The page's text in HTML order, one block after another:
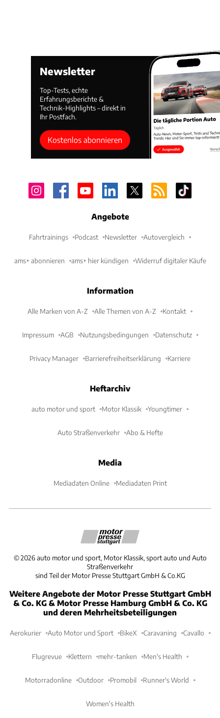
Newsletter
Top-Tests, echte
Erfahrungsberichte &
Technik-Highlights – direkt in
Ihr Postfach.
Kostenlos abonnieren
Angebote
Fahrtrainings Podcast Newsletter Autovergleich
ams+ abonnieren ams+ hier kündigen Widerruf digitaler Käufe
Information
Alle Marken von A-Z Alle Themen von A-Z Kontakt
Impressum AGB Nutzungsbedingungen Datenschutz
Privacy Manager Barrierefreiheitserklärung Karriere
Heftarchiv
auto motor und sport Motor Klassik Youngtimer
Auto Straßenverkehr Abo & Hefte
Media
Mediadaten Online Mediadaten Print
©2026 auto motor und sport, Motor Klassik, sport auto und Auto
Straßenverkehr
sind Teil der Motor Presse Stuttgart GmbH & Co.KG
Weitere Angebote der Motor Presse Stuttgart GmbH
& Co. KG & Motor Presse Hamburg GmbH & Co. KG
und deren Mehrheitsbeteiligungen
Aerokurier Auto Motor und Sport BikeX Caravaning Cavallo
Flugrevue Klettern mehr-tanken Men's Health
Motorradonline Outdoor Promobil Runner's World
Women's Health